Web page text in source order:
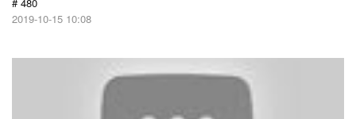
2019-10-15 10:08